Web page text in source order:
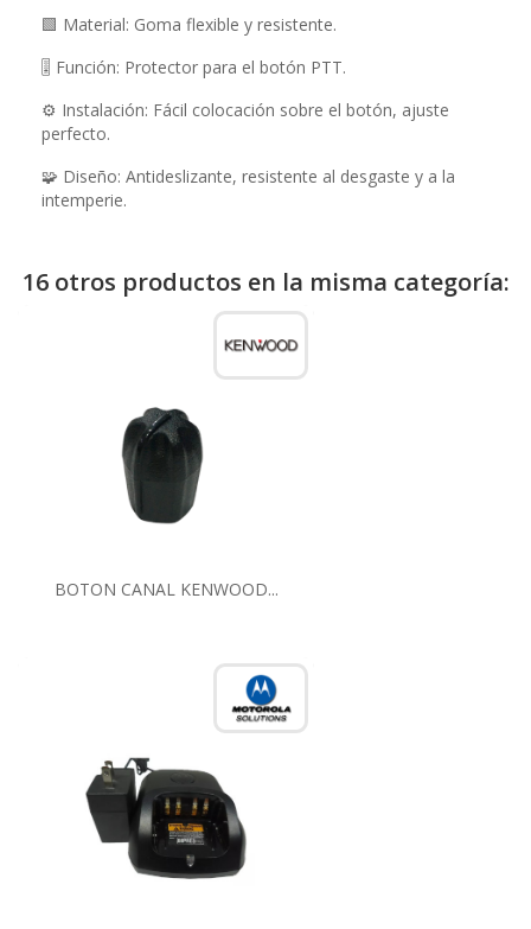
🟩 Material: Goma flexible y resistente.
🎚️ Función: Protector para el botón PTT.
⚙️ Instalación: Fácil colocación sobre el botón, ajuste
perfecto.
🧩 Diseño: Antideslizante, resistente al desgaste y a la
intemperie.
16 otros productos en la misma categoría:
BOTON CANAL KENWOOD...